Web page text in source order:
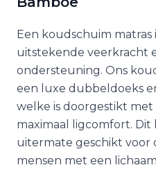
Een koudschuim
uitstekende veerkracht
ondersteuning. Ons
een luxe dubbeldoeks
welke is doorgestikt
maximaal ligcomfort. Dit
uitermate geschikt voor
mensen met een